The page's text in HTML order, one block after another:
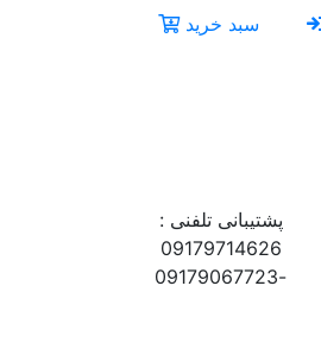
سبد خرید
پشتیبانی تلفنی :
09179714626
-09179067723